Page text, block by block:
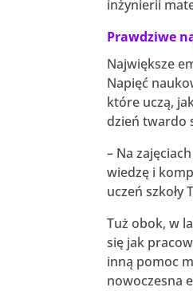
inżynierii
Prawdziwe
Największe
Napięć
które uczą,
dzień twardo
– Na
wiedzę i
uczeń szkoły
Tuż obok, w
się jak
inną pomoc
nowoczesna